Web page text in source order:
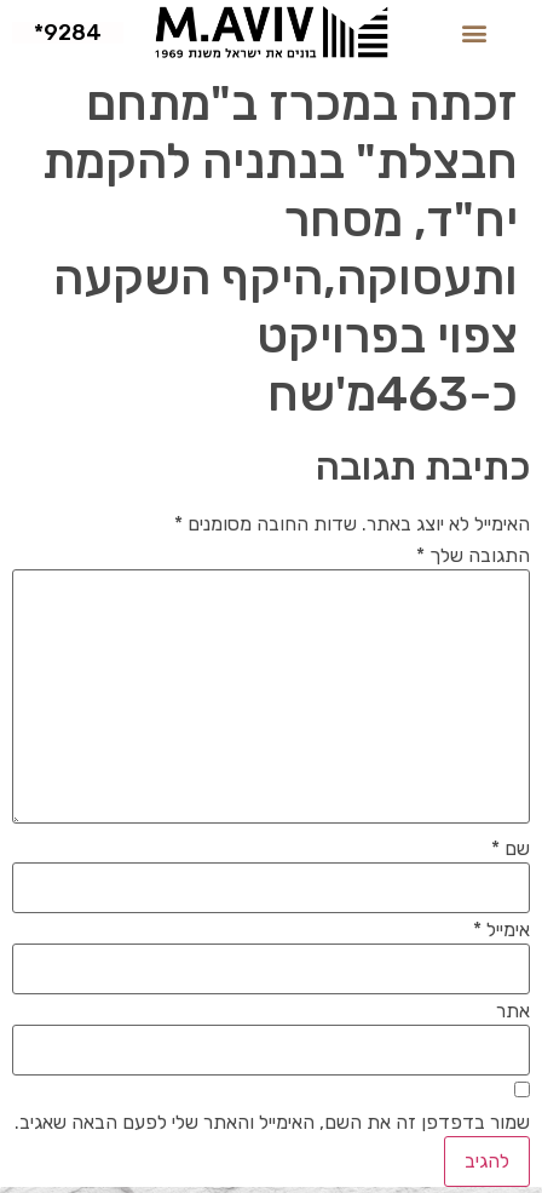
9284*
זכתה במכרז ב"מתחם
חבצלת" בנתניה להקמת
יח"ד, מסחר
ותעסוקה,היקף השקעה
צפוי בפרויקט
כ-463מ'שח
כתיבת תגובה
האימייל לא יוצג באתר. שדות החובה מסומנים *
התגובה שלך *
שם *
אימייל *
אתר
שמור בדפדפן זה את השם, האימייל והאתר שלי לפעם הבאה שאגיב.